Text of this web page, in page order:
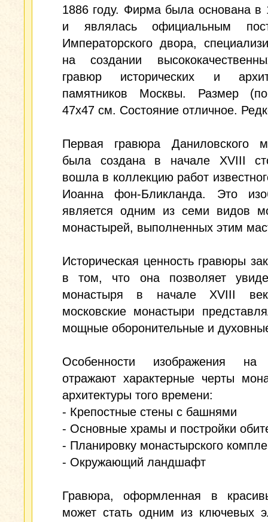
1886 году. Фирма была основана в
и являлась официальным
Императорского двора,
на создании
гравюр исторических и
памятников Москвы. Размер
47x47 см. Состояние отличное.
Первая гравюра Даниловского
была создана в начале XVIII
вошла в коллекцию работ
Иоанна фон-Бликланда. Это
является одним из семи видов
монастырей, выполненных этим
Историческая ценность гравюры
в том, что она позволяет
монастыря в начале XVIII
московские монастыри
мощные оборонительные и
Особенности изображения на
отражают характерные черты
архитектуры того времени:
- Крепостные стены с башнями
- Основные храмы и постройки
- Планировку монастырского
- Окружающий ландшафт
Гравюра, оформленная в
может стать одним из ключевых